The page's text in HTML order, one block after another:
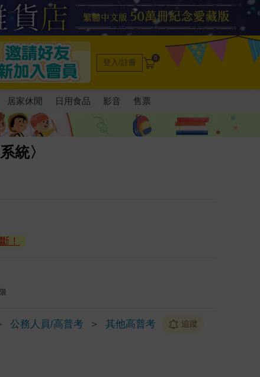
登入/註冊 0
居家休閒 日用食品 影音 售票
統〉
！
公務人員/高普考 ＞ 其他高普考 追蹤